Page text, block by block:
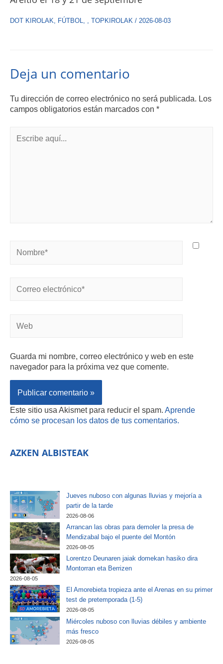
DOT KIROLAK FÚTBOL TOPKIROLAK / 2026-08-03
Deja un comentario
Tu dirección de correo electrónico no será publicada. Los
campos obligatorios están marcados con *
Guarda mi nombre, correo electrónico y web en este
navegador para la próxima vez que comente.
Este sitio usa Akismet para reducir el spam. Aprende
cómo se procesan los datos de tus comentarios.
AZKEN ALBISTEAK
Jueves nuboso con algunas lluvias y mejoría a
partir de la tarde
2026-08-06
Arrancan las obras para demoler la presa de
Mendizabal bajo el puente del Montón
2026-08-05
Lorentzo Deunaren jaiak domekan hasiko dira
Montorran eta Berrizen
2026-08-05
El Amorebieta tropieza ante el Arenas en su primer
test de pretemporada (1-5)
2026-08-05
Miércoles nuboso con lluvias débiles y ambiente
más fresco
2026-08-05